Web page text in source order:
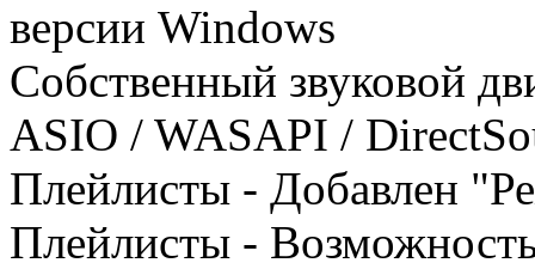
версии Windows
Собственный звуковой
ASIO / WASAPI /
Плейлисты - Добавлен
Плейлисты -